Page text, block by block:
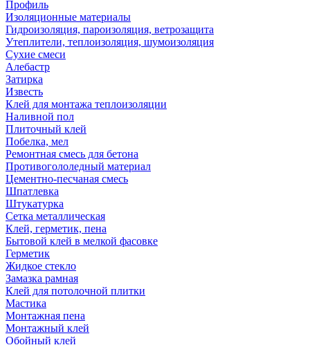
Профиль
Изоляционные материалы
Гидроизоляция, пароизоляция, ветрозащита
Утеплители, теплоизоляция, шумоизоляция
Сухие смеси
Алебастр
Затирка
Известь
Клей для монтажа теплоизоляции
Наливной пол
Плиточный клей
Побелка, мел
Ремонтная смесь для бетона
Противогололедный материал
Цементно-песчаная смесь
Шпатлевка
Штукатурка
Сетка металлическая
Клей, герметик, пена
Бытовой клей в мелкой фасовке
Герметик
Жидкое стекло
Замазка рамная
Клей для потолочной плитки
Мастика
Монтажная пена
Монтажный клей
Обойный клей